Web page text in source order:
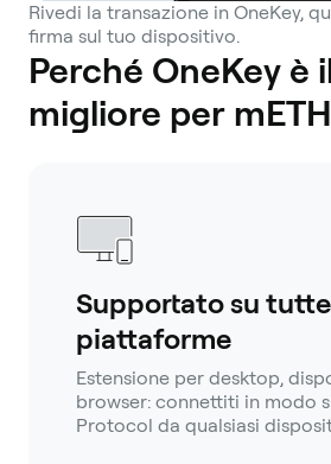
Rivedi la transazione in OneKey,
firma sul tuo dispositivo.
Perché OneKey è
migliore per
Supportato su
piattaforme
Estensione per desktop,
browser: connettiti in modo
Protocol da qualsiasi